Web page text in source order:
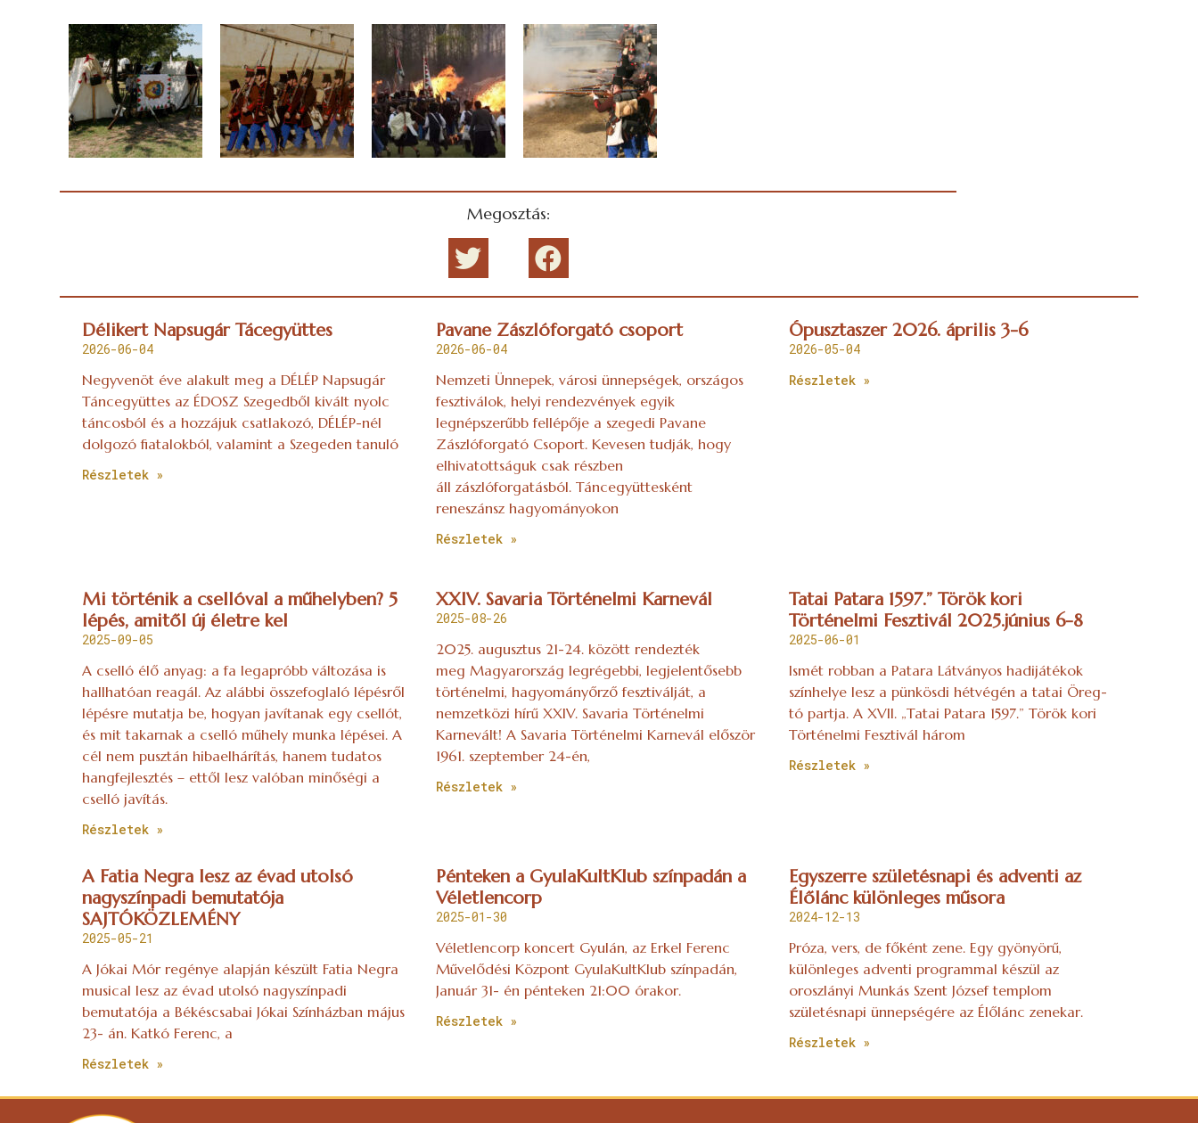
Megosztás:
Délikert Napsugár Tácegyüttes
2026-06-04
Negyvenöt éve alakult meg a DÉLÉP Napsugár
Táncegyüttes az ÉDOSZ Szegedből kivált nyolc
táncosból és a hozzájuk csatlakozó, DÉLÉP-nél
dolgozó fiatalokból, valamint a Szegeden tanuló
Részletek »
Pavane Zászlóforgató csoport
2026-06-04
Nemzeti Ünnepek, városi ünnepségek, országos
fesztiválok, helyi rendezvények egyik
legnépszerűbb fellépője a szegedi Pavane
Zászlóforgató Csoport. Kevesen tudják, hogy
elhivatottságuk csak részben
áll zászlóforgatásból. Táncegyüttesként
reneszánsz hagyományokon
Részletek »
Ópusztaszer 2026. április 3-6
2026-05-04
Részletek »
Mi történik a csellóval a műhelyben? 5
lépés, amitől új életre kel
2025-09-05
A cselló élő anyag: a fa legapróbb változása is
hallhatóan reagál. Az alábbi összefoglaló lépésről
lépésre mutatja be, hogyan javítanak egy csellót,
és mit takarnak a cselló műhely munka lépései. A
cél nem pusztán hibaelhárítás, hanem tudatos
hangfejlesztés – ettől lesz valóban minőségi a
cselló javítás.
Részletek »
XXIV. Savaria Történelmi Karnevál
2025-08-26
2025. augusztus 21-24. között rendezték
meg Magyarország legrégebbi, legjelentősebb
történelmi, hagyományőrző fesztiválját, a
nemzetközi hírű XXIV. Savaria Történelmi
Karnevált! A Savaria Történelmi Karnevál először
1961. szeptember 24-én,
Részletek »
Tatai Patara 1597.” Török kori
Történelmi Fesztivál 2025.június 6-8
2025-06-01
Ismét robban a Patara Látványos hadijátékok
színhelye lesz a pünkösdi hétvégén a tatai Öreg-
tó partja. A XVII. „Tatai Patara 1597.” Török kori
Történelmi Fesztivál három
Részletek »
A Fatia Negra lesz az évad utolsó
nagyszínpadi bemutatója
SAJTÓKÖZLEMÉNY
2025-05-21
A Jókai Mór regénye alapján készült Fatia Negra
musical lesz az évad utolsó nagyszínpadi
bemutatója a Békéscsabai Jókai Színházban május
23- án. Katkó Ferenc, a
Részletek »
Pénteken a GyulaKultKlub színpadán a
Véletlencorp
2025-01-30
Véletlencorp koncert Gyulán, az Erkel Ferenc
Művelődési Központ GyulaKultKlub színpadán,
Január 31- én pénteken 21:00 órakor.
Részletek »
Egyszerre születésnapi és adventi az
Élőlánc különleges műsora
2024-12-13
Próza, vers, de főként zene. Egy gyönyörű,
különleges adventi programmal készül az
oroszlányi Munkás Szent József templom
születésnapi ünnepségére az Élőlánc zenekar.
Részletek »